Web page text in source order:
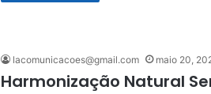
lacomunicacoes@gmail.com maio 20,
Harmonização Natural